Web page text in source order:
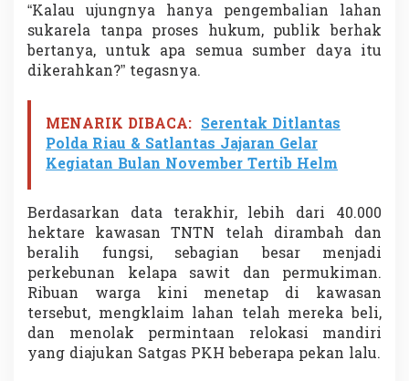
“Kalau ujungnya hanya pengembalian lahan
sukarela tanpa proses hukum, publik berhak
bertanya, untuk apa semua sumber daya itu
dikerahkan?” tegasnya.
MENARIK DIBACA: Serentak Ditlantas
Polda Riau & Satlantas Jajaran Gelar
Kegiatan Bulan November Tertib Helm
Berdasarkan data terakhir, lebih dari 40.000
hektare kawasan TNTN telah dirambah dan
beralih fungsi, sebagian besar menjadi
perkebunan kelapa sawit dan permukiman.
Ribuan warga kini menetap di kawasan
tersebut, mengklaim lahan telah mereka beli,
dan menolak permintaan relokasi mandiri
yang diajukan Satgas PKH beberapa pekan lalu.